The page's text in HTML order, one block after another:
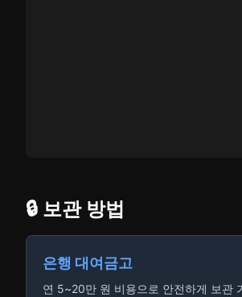
🔒 보관 방법
은행 대여금고
연 5~20만 원 비용으로 안전하게 보관